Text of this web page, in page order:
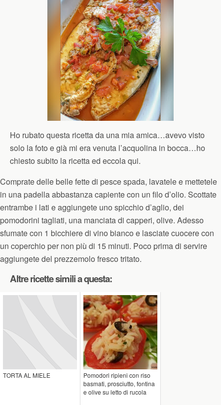
Ho rubato questa ricetta da una mia amica…avevo visto
solo la foto e già mi era venuta l’acquolina in bocca…ho
chiesto subito la ricetta ed eccola qui.
Comprate delle belle fette di pesce spada, lavatele e mettetele
in una padella abbastanza capiente con un filo d’olio. Scottate
entrambe i lati e aggiungete uno spicchio d’aglio, dei
pomodorini tagliati, una manciata di capperi, olive. Adesso
sfumate con 1 bicchiere di vino bianco e lasciate cuocere con
un coperchio per non più di 15 minuti. Poco prima di servire
aggiungete del prezzemolo fresco tritato.
Altre ricette simili a questa:
TORTA AL MIELE
Pomodori ripieni con riso
basmati, prosciutto, fontina
e olive su letto di rucola